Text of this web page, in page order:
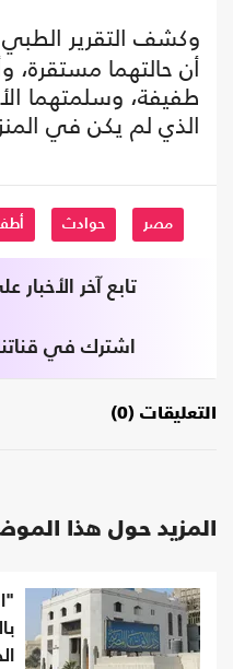
وكشف التقرير
أن حالتهما مستقرة،
طفيفة، وسلمتهما
الذي لم يكن في
مصر حوادث
تابع آخر الأخبار
اشترك في
التعليقات (0)
المزيد حول هذا